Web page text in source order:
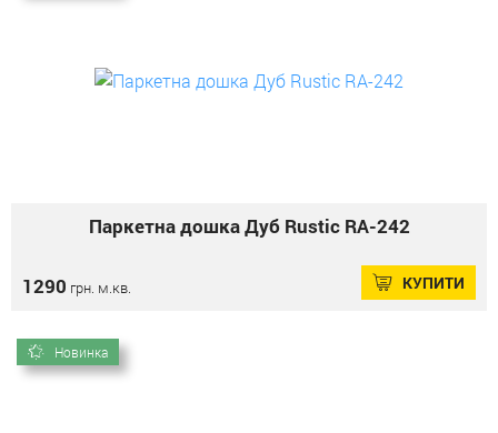
Паркетна дошка Дуб Rustic RA-242
1290 грн. м.кв. КУПИТИ
Новинка